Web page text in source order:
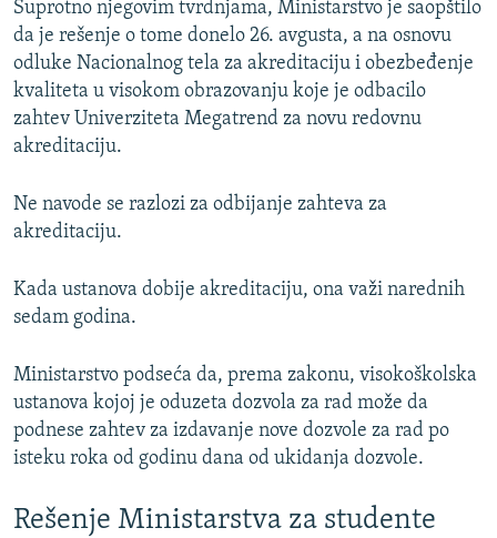
Suprotno njegovim tvrdnjama, Ministarstvo je saopštilo
da je rešenje o tome donelo 26. avgusta, a na osnovu
odluke Nacionalnog tela za akreditaciju i obezbeđenje
kvaliteta u visokom obrazovanju koje je odbacilo
zahtev Univerziteta Megatrend za novu redovnu
akreditaciju.
Ne navode se razlozi za odbijanje zahteva za
akreditaciju.
Kada ustanova dobije akreditaciju, ona važi narednih
sedam godina.
Ministarstvo podseća da, prema zakonu, visokoškolska
ustanova kojoj je oduzeta dozvola za rad može da
podnese zahtev za izdavanje nove dozvole za rad po
isteku roka od godinu dana od ukidanja dozvole.
Rešenje Ministarstva za studente